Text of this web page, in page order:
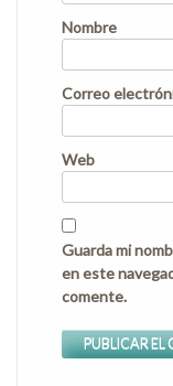
Nombre
Correo
Web
Guarda mi
en este
comente.